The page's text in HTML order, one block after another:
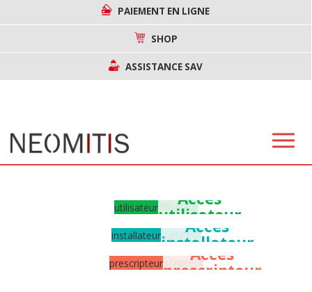
PAIEMENT EN LIGNE
SHOP
ASSISTANCE SAV
Accès
utilisateur
Accès
installateur
Accès
prescripteur